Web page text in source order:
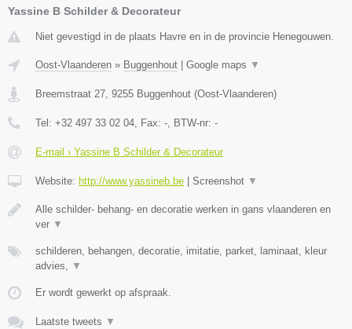
Yassine B Schilder & Decorateur
Niet gevestigd in de plaats Havre en in de provincie Henegouwen.
Oost-Vlaanderen » Buggenhout Google maps ▼
Breemstraat 27, 9255 Buggenhout (Oost-Vlaanderen)
Tel: +32 497 33 02 04, Fax: -, BTW-nr: -
E-mail › Yassine B Schilder & Decorateur
Website: http://www.yassineb.be Screenshot ▼
Alle schilder- behang- en decoratie werken in gans vlaanderen en
ver ▼
schilderen, behangen, decoratie, imitatie, parket, laminaat, kleur
advies, ▼
Er wordt gewerkt op afspraak.
Laatste tweets ▼